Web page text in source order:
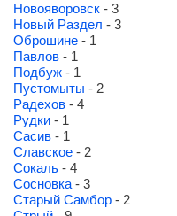
Новояворовск - 3
Новый Раздел - 3
Оброшине - 1
Павлов - 1
Подбуж - 1
Пустомыты - 2
Радехов - 4
Рудки - 1
Сасив - 1
Славское - 2
Сокаль - 4
Сосновка - 3
Старый Самбор - 2